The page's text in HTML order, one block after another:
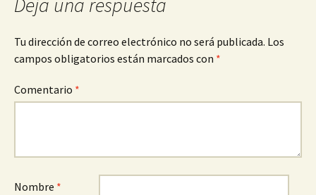
Tu dirección de correo electrónico no será publicada. Los
campos obligatorios están marcados con *
Comentario *
Nombre *